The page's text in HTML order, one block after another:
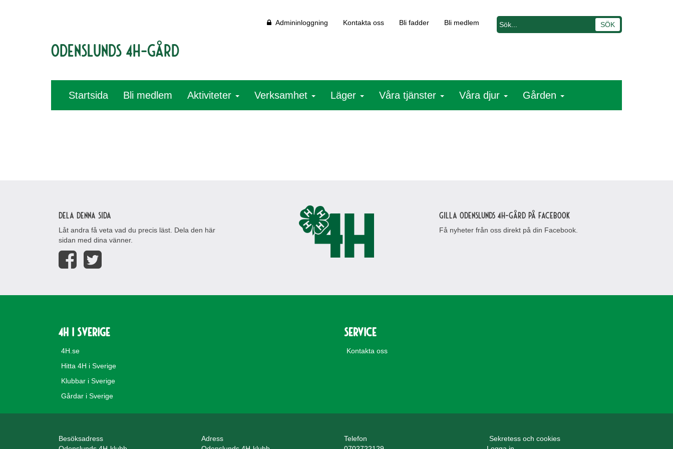
Odenslunds 4H-gård
Admininloggning Kontakta oss Bli fadder Bli medlem
Startsida Bli medlem Aktiviteter Verksamhet Läger Våra tjänster Våra djur Gården
Dela denna sida
Låt andra få veta vad du precis läst. Dela den här
sidan med dina vänner.
Gilla Odenslunds 4H-gård på Facebook
Få nyheter från oss direkt på din Facebook.
4H i Sverige
4H.se
Hitta 4H i Sverige
Klubbar i Sverige
Gårdar i Sverige
Service
Kontakta oss
Besöksadress
Adress
Telefon
Sekretess och cookies